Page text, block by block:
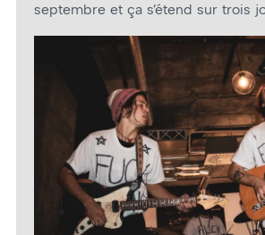
septembre et ça s’étend sur trois